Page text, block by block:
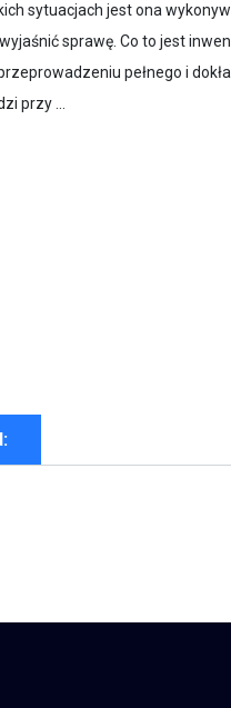
sytuacjach jest ona
sprawę. Co to jest
pełnego i
przy ...